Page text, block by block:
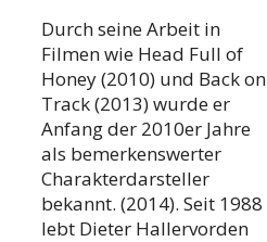
Durch seine Arbeit in
Filmen wie Head Full of
Honey (2010) und Back on
Track (2013) wurde er
Anfang der 2010er Jahre
als bemerkenswerter
Charakterdarsteller
bekannt. (2014). Seit 1988
lebt Dieter Hallervorden